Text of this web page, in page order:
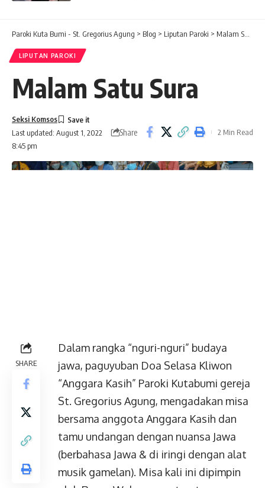
Paroki Kuta Bumi - St. Gregorius Agung > Blog > Liputan Paroki > Malam Satu Sura
LIPUTAN PAROKI
Malam Satu Sura
Last updated: August 1, 2022
8:45 pm
Seksi Komsos
Share 2 Min Read
SHARE
Dalam rangka “nguri-nguri” budaya
jawa, paguyuban Doa Selasa Kliwon
“Anggara Kasih” Paroki Kutabumi gereja
St. Gregorius Agung, mengadakan misa
bersama anggota Anggara Kasih dan
tamu undangan dengan nuansa Jawa
(berbahasa Jawa & di iringi dengan alat
musik gamelan). Misa kali ini dipimpin